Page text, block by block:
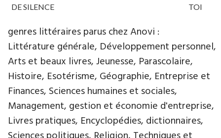
DE SILENCE
TOI
genres littéraires parus chez Anovi :
Littérature générale, Développement personnel,
Arts et beaux livres, Jeunesse, Parascolaire,
Histoire, Esotérisme, Géographie, Entreprise et
Finances, Sciences humaines et sociales,
Management, gestion et économie d'entreprise,
Livres pratiques, Encyclopédies, dictionnaires,